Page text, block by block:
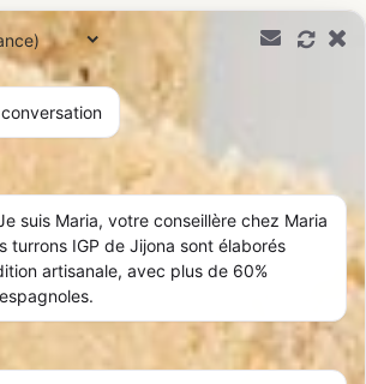
Maria Simona
Professionnel
suis Maria, votre conseillère chez Maria
turrons IGP de Jijona sont élaborés
artisanale, avec plus de 60%